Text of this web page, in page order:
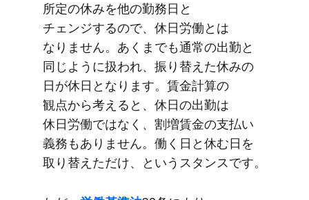
所定の​休みを​他の​勤務日と​
チェンジするので、​休日労働とは​
なりません。​あくまでも​通常の​出勤と​
同じように​扱われ、​振り替えた​休みの​
日が​休日と​なります。​賃金計算の​
観点から​考えると、​休日の​出勤は​
休日労働ではなく、​割増賃金の​支払い​
義務も​ありません。​働く​日と​休む日を​
取り替えただけ、と​いう​スタンスです。